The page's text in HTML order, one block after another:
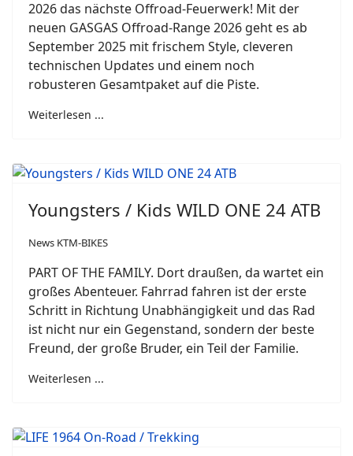
2026 das nächste Offroad-Feuerwerk! Mit der
neuen GASGAS Offroad-Range 2026 geht es ab
September 2025 mit frischem Style, cleveren
technischen Updates und einem noch
robusteren Gesamtpaket auf die Piste.
Weiterlesen ...
Youngsters / Kids WILD ONE 24 ATB
News KTM-BIKES
PART OF THE FAMILY. Dort draußen, da wartet ein
großes Abenteuer. Fahrrad fahren ist der erste
Schritt in Richtung Unabhängigkeit und das Rad
ist nicht nur ein Gegenstand, sondern der beste
Freund, der große Bruder, ein Teil der Familie.
Weiterlesen ...